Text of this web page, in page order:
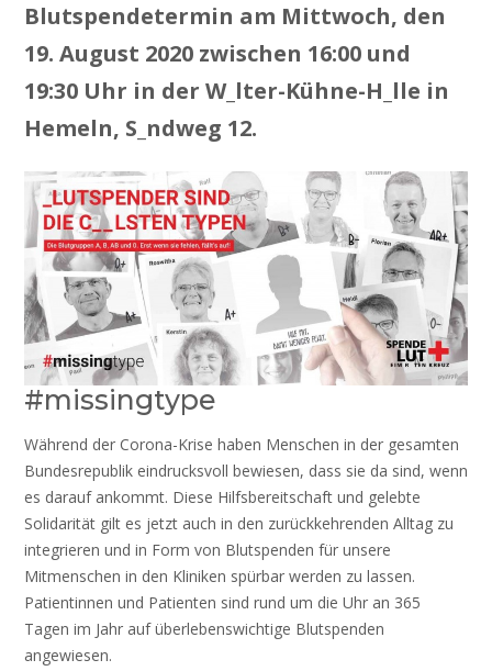
Blutspendetermin am Mittwoch, den
19. August 2020 zwischen 16:00 und
19:30 Uhr in der W_lter-Kühne-H_lle in
Hemeln, S_ndweg 12.
#missingtype
Während der Corona-​​Krise haben Menschen in der gesamten
Bundesrepublik eindrucksvoll bewiesen, dass sie da sind, wenn
es darauf ankommt. Diese Hilfsbereitschaft und gelebte
Solidarität gilt es jetzt auch in den zurückkehrenden Alltag zu
integrieren und in Form von Blutspenden für unsere
Mitmenschen in den Kliniken spürbar werden zu lassen.
Patientinnen und Patienten sind rund um die Uhr an 365
Tagen im Jahr auf überlebenswichtige Blutspenden
angewiesen.